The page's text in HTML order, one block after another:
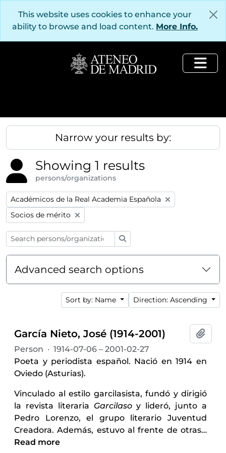
This website uses cookies to enhance your
ability to browse and load content. More Info.
Narrow your results by:
Showing 1 results
persons/organizations
Remove filter:
Académicos de la Real Academia Española
Remove filter:
Socios de mérito
Advanced search options
Sort by: Name Direction: Ascending
García Nieto, José (1914-2001)
Person · 1914-07-06 – 2001-02-27
Poeta y periodista español. Nació en 1914 en
Oviedo (Asturias).
Vinculado al estilo garcilasista, fundó y dirigió
la revista literaria Garcilasoy lideró, junto a
Pedro Lorenzo, el grupo literario Juventud
Creadora. Además, estuvo al frente de otras…
Read more